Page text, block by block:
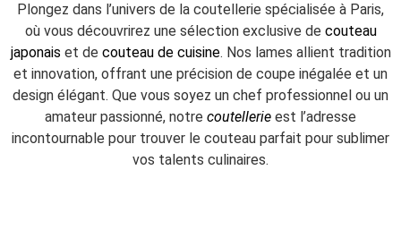
Plongez dans l’univers de la coutellerie spécialisée à Paris,
où vous découvrirez une sélection exclusive de couteau
japonais et de couteau de cuisine. Nos lames allient tradition
et innovation, offrant une précision de coupe inégalée et un
design élégant. Que vous soyez un chef professionnel ou un
amateur passionné, notre coutellerie est l’adresse
incontournable pour trouver le couteau parfait pour sublimer
vos talents culinaires.